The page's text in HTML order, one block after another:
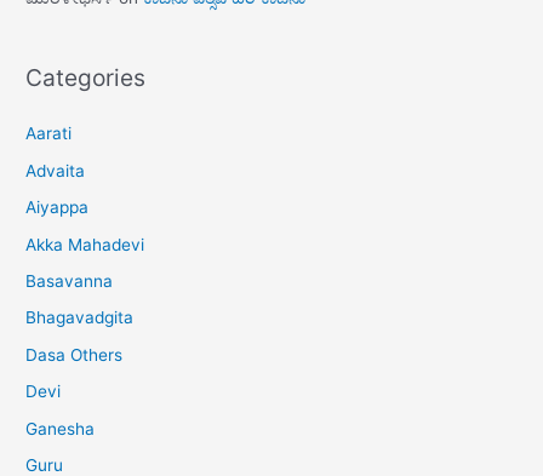
Categories
Aarati
Advaita
Aiyappa
Akka Mahadevi
Basavanna
Bhagavadgita
Dasa Others
Devi
Ganesha
Guru